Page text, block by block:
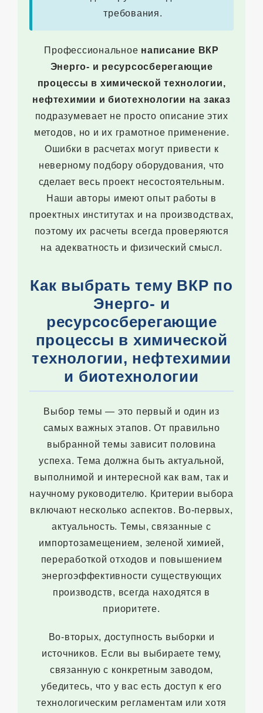
требования.
Профессиональное написание ВКР
Энерго- и ресурсосберегающие
процессы в химической технологии,
нефтехимии и биотехнологии на заказ
подразумевает не просто описание этих
методов, но и их грамотное применение.
Ошибки в расчетах могут привести к
неверному подбору оборудования, что
сделает весь проект несостоятельным.
Наши авторы имеют опыт работы в
проектных институтах и на производствах,
поэтому их расчеты всегда проверяются
на адекватность и физический смысл.
Как выбрать тему ВКР по
Энерго- и
ресурсосберегающие
процессы в химической
технологии, нефтехимии
и биотехнологии
Выбор темы — это первый и один из
самых важных этапов. От правильно
выбранной темы зависит половина
успеха. Тема должна быть актуальной,
выполнимой и интересной как вам, так и
научному руководителю. Критерии выбора
включают несколько аспектов. Во-первых,
актуальность. Темы, связанные с
импортозамещением, зеленой химией,
переработкой отходов и повышением
энергоэффективности существующих
производств, всегда находятся в
приоритете.
Во-вторых, доступность выборки и
источников. Если вы выбираете тему,
связанную с конкретным заводом,
убедитесь, что у вас есть доступ к его
технологическим регламентам или хотя